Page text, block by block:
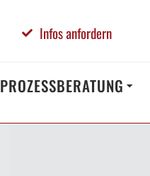
Infos anfordern
PROZESSBERATUNG